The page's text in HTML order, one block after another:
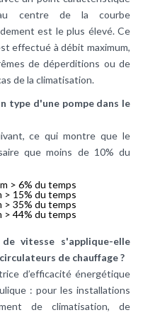
centre de la courbe
est le plus élevé. Ce
effectué à débit maximum,
de déperditions ou de
de la climatisation.
type d'une pompe dans le
ce qui montre que le
que moins de 10% du
> 6% du temps
> 15% du temps
> 35% du temps
> 44% du temps
vitesse s'applique-elle
de chauffage ?
d’efficacité énergétique
: pour les installations
de climatisation, de